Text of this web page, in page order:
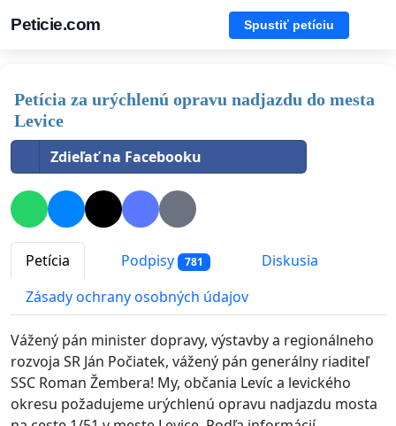
Peticie.com Spustiť petíciu
Petícia za urýchlenú opravu nadjazdu do mesta
Levice
Zdieľať na Facebooku
Petícia Podpisy 781
Diskusia
Zásady ochrany osobných údajov
Vážený pán minister dopravy, výstavby a regionálneho
rozvoja SR Ján Počiatek, vážený pán generálny riaditeľ
SSC Roman Žembera! My, občania Levíc a levického
okresu požadujeme urýchlenú opravu nadjazdu mosta